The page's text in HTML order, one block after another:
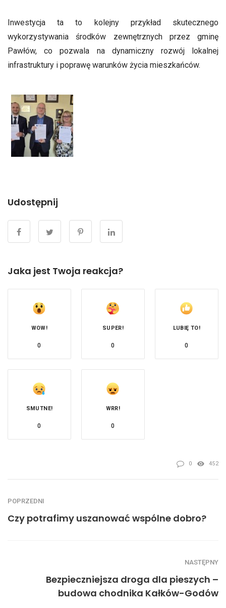
Inwestycja ta to kolejny przykład skutecznego
wykorzystywania środków zewnętrznych przez gminę
Pawłów, co pozwala na dynamiczny rozwój lokalnej
infrastruktury i poprawę warunków życia mieszkańców.
Udostępnij
Jaka jest Twoja reakcja?
WOW!
0
SUPER!
0
LUBIĘ TO!
0
SMUTNE!
0
WRR!
0
0 452
POPRZEDNI
Czy potrafimy uszanować wspólne dobro?
NASTĘPNY
Bezpieczniejsza droga dla pieszych –
budowa chodnika Kałków-Godów